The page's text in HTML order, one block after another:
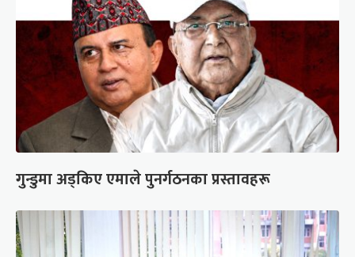
गुन्डुमा अड्किए एमाले पुनर्गठनका प्रस्तावहरू